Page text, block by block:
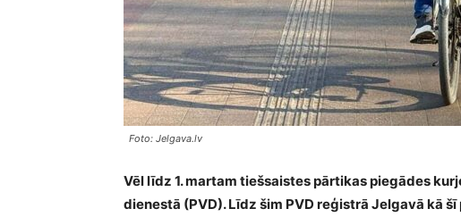
Foto: Jelgava.lv
Vēl līdz 1. martam tiešsaistes pārtikas piegādes
dienestā (PVD). Līdz šim PVD reģistrā Jelgavā kā